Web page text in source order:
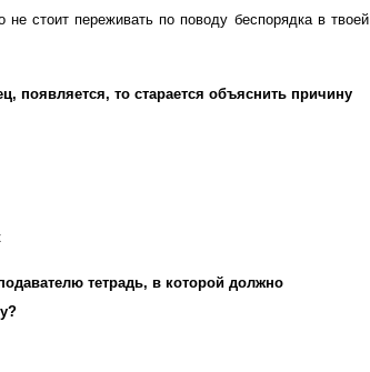
стоит переживать по поводу беспорядка в твоей
появляется, то старается объяснить причину
тетрадь, в которой должно